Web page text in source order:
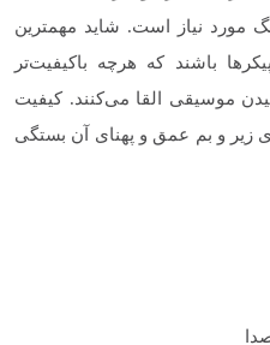
مورد نیاز است. شاید مهمترین
باشند که هرچه باکیفیت‌تر
موسیقی القا می‌کنند. کیفیت
زیر و بم عمق و پهنای آن بستگی